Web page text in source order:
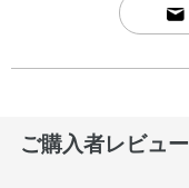
ご購入者レビュー